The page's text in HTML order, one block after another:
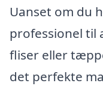
Uanset om du
professionel
fliser eller
det perfekte